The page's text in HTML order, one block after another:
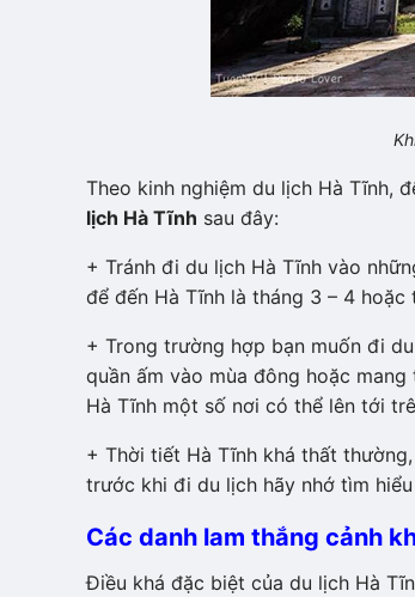
Theo kinh nghiệm du lịch Hà Tĩnh,
lịch Hà Tĩnh sau đây:
+ Tránh đi du lịch Hà Tĩnh vào
để đến Hà Tĩnh là tháng 3 – 4 hoặc
+ Trong trường hợp bạn muốn đi
quần ấm vào mùa đông hoặc
Hà Tĩnh một số nơi có thể lên tới
+ Thời tiết Hà Tĩnh khá thất
trước khi đi du lịch hãy nhớ tìm
Các danh lam thắng cảnh
Điều khá đặc biệt của du lịch Hà